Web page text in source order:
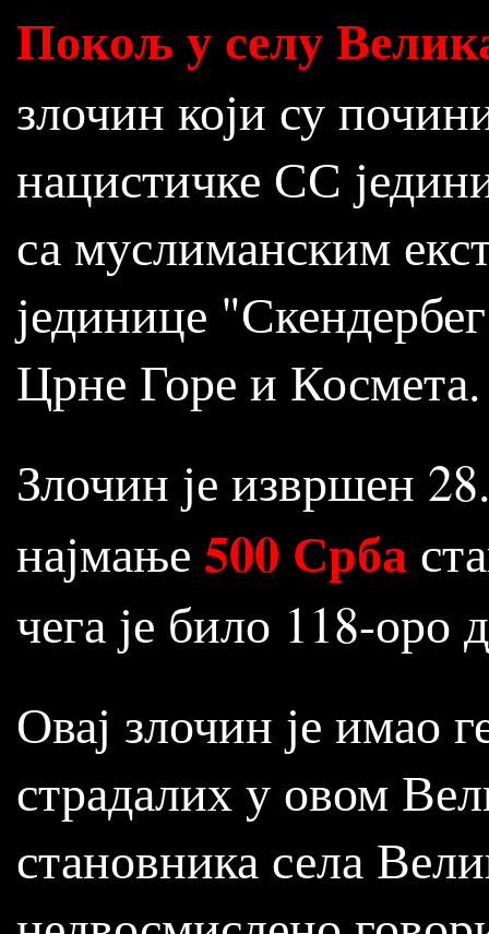
Покољ у селу
злочин који су
нацистичке СС
са муслиманским
јединице
Црне Горе и Космета.
Злочин је извршен
најмање 500 Срба
чега је било 118-оро
Овај злочин је имао
страдалих у овом
становника села